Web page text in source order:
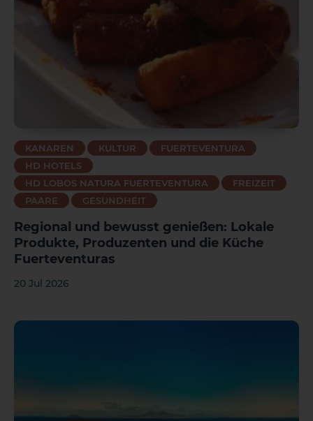
La Palma
KANAREN KULTUR
FUERTEVENTURA
HD HOTELS
HD LOBOS NATURA FUERTEVENTURA
FREIZEIT
PAARE
GESUNDHEIT
Regional und bewusst genießen: Lokale
Produkte, Produzenten und die Küche
Fuerteventuras
20 Jul 2026